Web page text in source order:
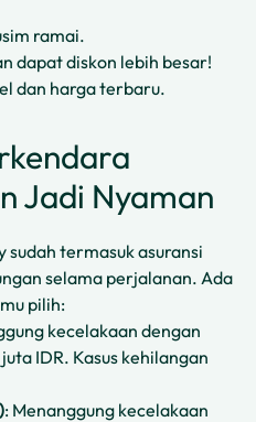
ramai.
dapat diskon lebih besar!
dan harga terbaru.
Jadi Nyaman
sudah termasuk asuransi
selama perjalanan. Ada
pilih:
kecelakaan dengan
IDR. Kasus kehilangan
: Menanggung kecelakaan